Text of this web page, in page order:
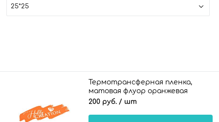
25*25
Термотрансферная пленка,
матовая флуор оранжевая
200 руб. / шт